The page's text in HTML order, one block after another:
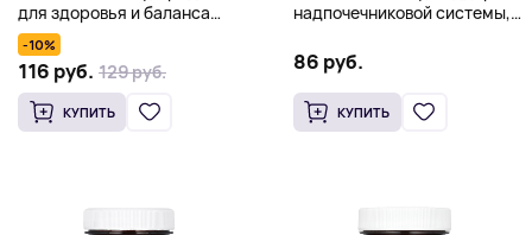
для здоровья и баланса
надпочечников, 120 капсул
-10%
116 руб. 129 руб.
КУПИТЬ
надпочечниковой системы,
86 руб.
КУПИТЬ